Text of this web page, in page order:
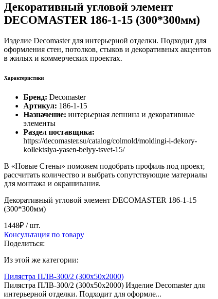
Декоративный угловой элемент
DECOMASTER 186-1-15 (300*300мм)
Изделие Decomaster для интерьерной отделки. Подходит для
оформления стен, потолков, стыков и декоративных акцентов
в жилых и коммерческих проектах.
Характеристики
Бренд: Decomaster
Артикул: 186-1-15
Назначение: интерьерная лепнина и декоративные
элементы
Раздел поставщика:
https://decomaster.su/catalog/colmold/moldingi-i-dekory-
kollektsiya-yasen-belyy-tsvet-15/
В «Новые Стены» поможем подобрать профиль под проект,
рассчитать количество и выбрать сопутствующие материалы
для монтажа и окрашивания.
Декоративный угловой элемент DECOMASTER 186-1-15
(300*300мм)
1448₽ / шт.
Консультация по товару
Поделиться:
Из этой же категории:
Пилястра ПЛВ-300/2 (300х50х2000)
Пилястра ПЛВ-300/2 (300х50х2000) Изделие Decomaster для
интерьерной отделки. Подходит для оформле...